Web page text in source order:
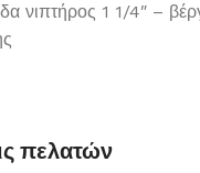
νιπτήρος 1 1/4″ –
πελατών